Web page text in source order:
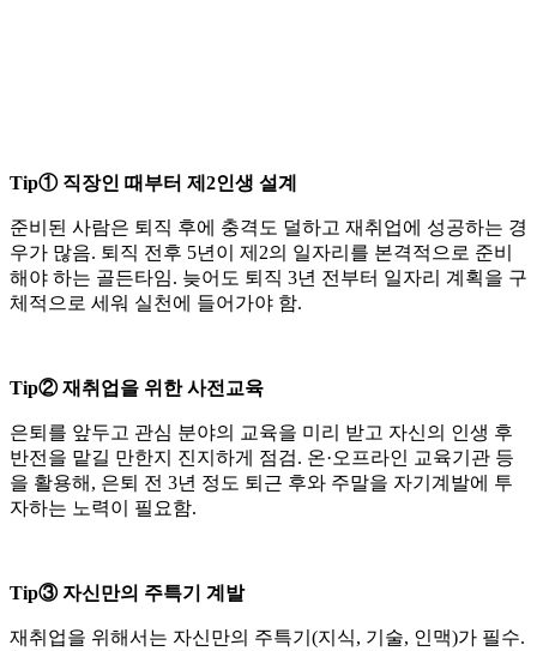
Tip① 직장인 때부터 제2인생 설계
준비된 사람은 퇴직 후에 충격도 덜하고 재취업에 성공하는 경
우가 많음. 퇴직 전후 5년이 제2의 일자리를 본격적으로 준비
해야 하는 골든타임. 늦어도 퇴직 3년 전부터 일자리 계획을 구
체적으로 세워 실천에 들어가야 함.
Tip② 재취업을 위한 사전교육
은퇴를 앞두고 관심 분야의 교육을 미리 받고 자신의 인생 후
반전을 맡길 만한지 진지하게 점검. 온·오프라인 교육기관 등
을 활용해, 은퇴 전 3년 정도 퇴근 후와 주말을 자기계발에 투
자하는 노력이 필요함.
Tip③ 자신만의 주특기 계발
재취업을 위해서는 자신만의 주특기(지식, 기술, 인맥)가 필수.